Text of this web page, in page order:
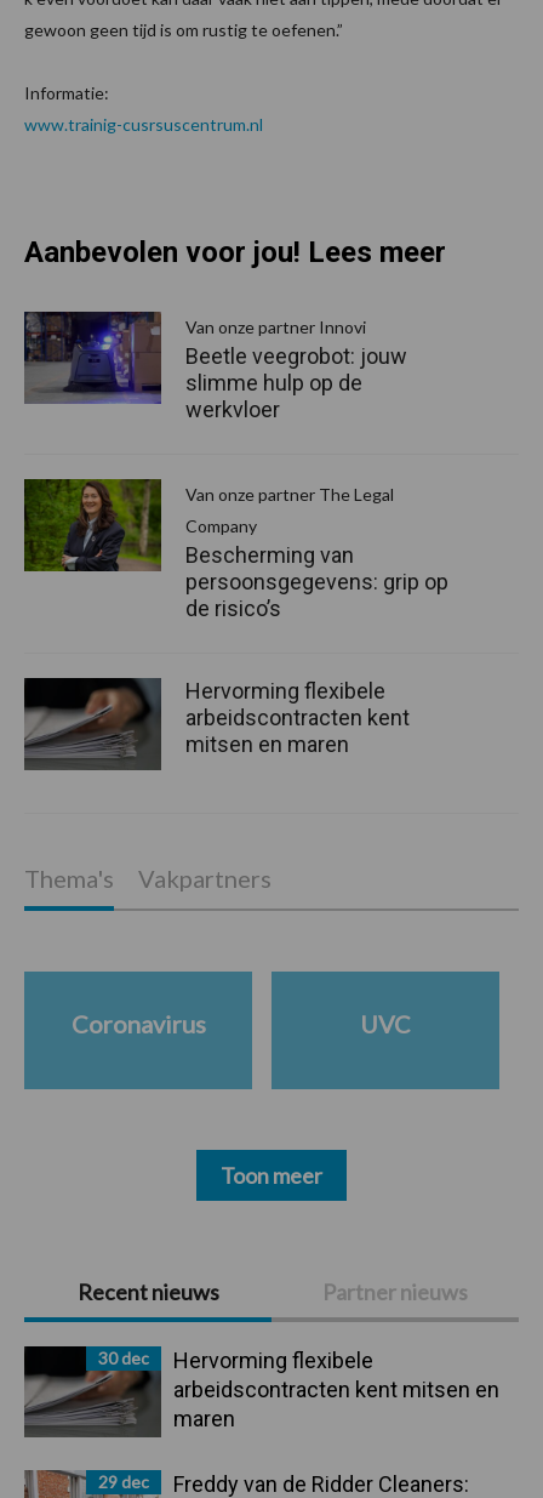
gewoon geen tijd is om rustig te oefenen.”
Informatie:
www.trainig-cusrsuscentrum.nl
Primaire
Sidebar
Recent nieuws Partner nieuws
30 dec
Hervorming flexibele
arbeidscontracten kent mitsen en
maren
29 dec
Freddy van de Ridder Cleaners:
Aanbevolen voor jou! Lees meer
Van onze partner Innovi
Beetle veegrobot: jouw
slimme hulp op de
werkvloer
Van onze partner The Legal
Company
Bescherming van
persoonsgegevens: grip op
de risico’s
Hervorming flexibele
arbeidscontracten kent
mitsen en maren
Thema's Vakpartners
Coronavirus UVC
Toon meer